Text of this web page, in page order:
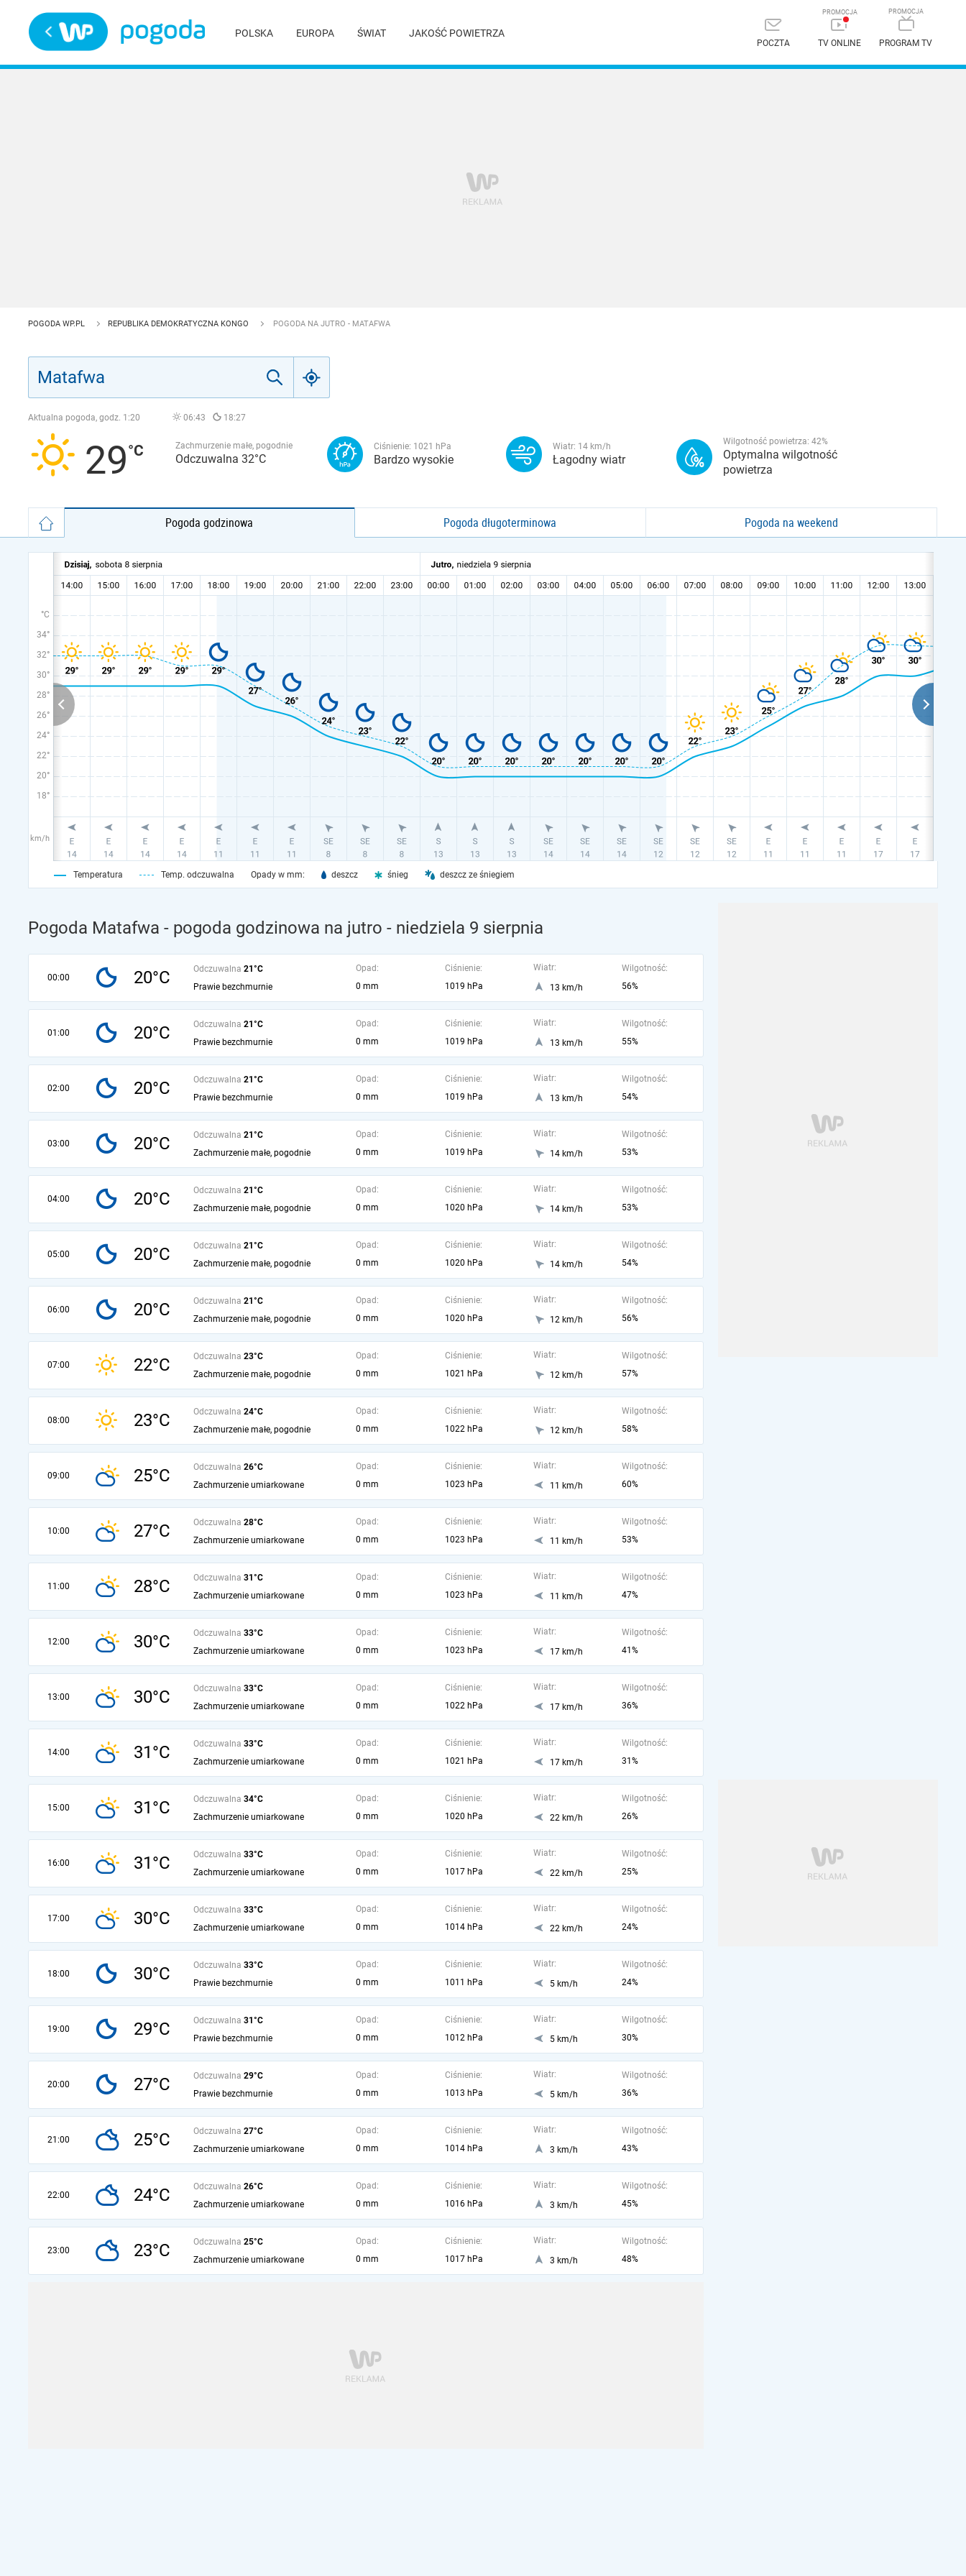
POLSKA EUROPA ŚWIAT JAKOŚĆ POWIETRZA
POCZTA TV ONLINE PROGRAM TV
POGODA WP.PL REPUBLIKA DEMOKRATYCZNA KONGO POGODA NA JUTRO - MATAFWA
Aktualna pogoda, godz. 1:20 06:43 18:27
29 Zachmurzenie małe, pogodnie
Odczuwalna 32°C
Ciśnienie: 1021 hPa
Bardzo wysokie
Wiatr: 14 km/h
Łagodny wiatr
Wilgotność powietrza: 42%
Optymalna wilgotność
powietrza
Pogoda godzinowa Pogoda długoterminowa Pogoda na weekend
°C
34°
32°
30°
28°
26°
24°
22°
20°
18°
km/h
Temperatura Temp. odczuwalna Opady w mm: deszcz śnieg deszcz ze śniegiem
Pogoda Matafwa - pogoda godzinowa na jutro - niedziela 9 sierpnia
00:00 20°C Odczuwalna 21°C
Prawie bezchmurnie
Opad:
0 mm
Ciśnienie:
1019 hPa
Wiatr:
13 km/h
Wilgotność:
56%
01:00 20°C Odczuwalna 21°C
Prawie bezchmurnie
Opad:
0 mm
Ciśnienie:
1019 hPa
Wiatr:
13 km/h
Wilgotność:
55%
02:00 20°C Odczuwalna 21°C
Prawie bezchmurnie
Opad:
0 mm
Ciśnienie:
1019 hPa
Wiatr:
13 km/h
Wilgotność:
54%
03:00 20°C Odczuwalna 21°C
Zachmurzenie małe, pogodnie
Opad:
0 mm
Ciśnienie:
1019 hPa
Wiatr:
14 km/h
Wilgotność:
53%
04:00 20°C Odczuwalna 21°C
Zachmurzenie małe, pogodnie
Opad:
0 mm
Ciśnienie:
1020 hPa
Wiatr:
14 km/h
Wilgotność:
53%
05:00 20°C Odczuwalna 21°C
Zachmurzenie małe, pogodnie
Opad:
0 mm
Ciśnienie:
1020 hPa
Wiatr:
14 km/h
Wilgotność:
54%
06:00 20°C Odczuwalna 21°C
Zachmurzenie małe, pogodnie
Opad:
0 mm
Ciśnienie:
1020 hPa
Wiatr:
12 km/h
Wilgotność:
56%
07:00 22°C Odczuwalna 23°C
Zachmurzenie małe, pogodnie
Opad:
0 mm
Ciśnienie:
1021 hPa
Wiatr:
12 km/h
Wilgotność:
57%
08:00 23°C Odczuwalna 24°C
Zachmurzenie małe, pogodnie
Opad:
0 mm
Ciśnienie:
1022 hPa
Wiatr:
12 km/h
Wilgotność:
58%
09:00 25°C Odczuwalna 26°C
Zachmurzenie umiarkowane
Opad:
0 mm
Ciśnienie:
1023 hPa
Wiatr:
11 km/h
Wilgotność:
60%
10:00 27°C Odczuwalna 28°C
Zachmurzenie umiarkowane
Opad:
0 mm
Ciśnienie:
1023 hPa
Wiatr:
11 km/h
Wilgotność:
53%
11:00 28°C Odczuwalna 31°C
Zachmurzenie umiarkowane
Opad:
0 mm
Ciśnienie:
1023 hPa
Wiatr:
11 km/h
Wilgotność:
47%
12:00 30°C Odczuwalna 33°C
Zachmurzenie umiarkowane
Opad:
0 mm
Ciśnienie:
1023 hPa
Wiatr:
17 km/h
Wilgotność:
41%
13:00 30°C Odczuwalna 33°C
Zachmurzenie umiarkowane
Opad:
0 mm
Ciśnienie:
1022 hPa
Wiatr:
17 km/h
Wilgotność:
36%
14:00 31°C Odczuwalna 33°C
Zachmurzenie umiarkowane
Opad:
0 mm
Ciśnienie:
1021 hPa
Wiatr:
17 km/h
Wilgotność:
31%
15:00 31°C Odczuwalna 34°C
Zachmurzenie umiarkowane
Opad:
0 mm
Ciśnienie:
1020 hPa
Wiatr:
22 km/h
Wilgotność:
26%
16:00 31°C Odczuwalna 33°C
Zachmurzenie umiarkowane
Opad:
0 mm
Ciśnienie:
1017 hPa
Wiatr:
22 km/h
Wilgotność:
25%
17:00 30°C Odczuwalna 33°C
Zachmurzenie umiarkowane
Opad:
0 mm
Ciśnienie:
1014 hPa
Wiatr:
22 km/h
Wilgotność:
24%
18:00 30°C Odczuwalna 33°C
Prawie bezchmurnie
Opad:
0 mm
Ciśnienie:
1011 hPa
Wiatr:
5 km/h
Wilgotność:
24%
19:00 29°C Odczuwalna 31°C
Prawie bezchmurnie
Opad:
0 mm
Ciśnienie:
1012 hPa
Wiatr:
5 km/h
Wilgotność:
30%
20:00 27°C Odczuwalna 29°C
Prawie bezchmurnie
Opad:
0 mm
Ciśnienie:
1013 hPa
Wiatr:
5 km/h
Wilgotność:
36%
21:00 25°C Odczuwalna 27°C
Zachmurzenie umiarkowane
Opad:
0 mm
Ciśnienie:
1014 hPa
Wiatr:
3 km/h
Wilgotność:
43%
22:00 24°C Odczuwalna 26°C
Zachmurzenie umiarkowane
Opad:
0 mm
Ciśnienie:
1016 hPa
Wiatr:
3 km/h
Wilgotność:
45%
23:00 23°C Odczuwalna 25°C
Zachmurzenie umiarkowane
Opad:
0 mm
Ciśnienie:
1017 hPa
Wiatr:
3 km/h
Wilgotność:
48%